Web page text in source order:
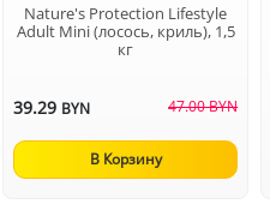
Nature's Protection Lifestyle
Adult Mini (лосось, криль), 1,5
кг
39.29 BYN 47.00 BYN
В Корзину